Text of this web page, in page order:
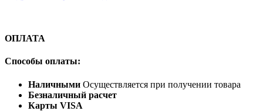
ОПЛАТА
Способы оплаты:
Наличными Осуществляется при получении товара
Безналичный расчет
Карты VISA